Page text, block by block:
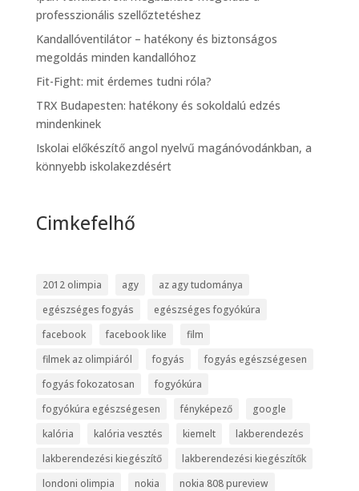
professzionális szellőztetéshez
Kandallóventilátor – hatékony és biztonságos
megoldás minden kandallóhoz
Fit-Fight: mit érdemes tudni róla?
TRX Budapesten: hatékony és sokoldalú edzés
mindenkinek
Iskolai előkészítő angol nyelvű magánóvodánkban, a
könnyebb iskolakezdésért
Cimkefelhő
2012 olimpia agy
az agy tudománya
egészséges fogyás
egészséges fogyókúra
facebook
facebook like
film
filmek az olimpiáról
fogyás
fogyás egészségesen
fogyás fokozatosan
fogyókúra
fogyókúra egészségesen
fényképező
google
kalória
kalória vesztés kiemelt
lakberendezés
lakberendezési kiegészítő
lakberendezési kiegészítők
londoni olimpia
nokia
nokia 808 pureview